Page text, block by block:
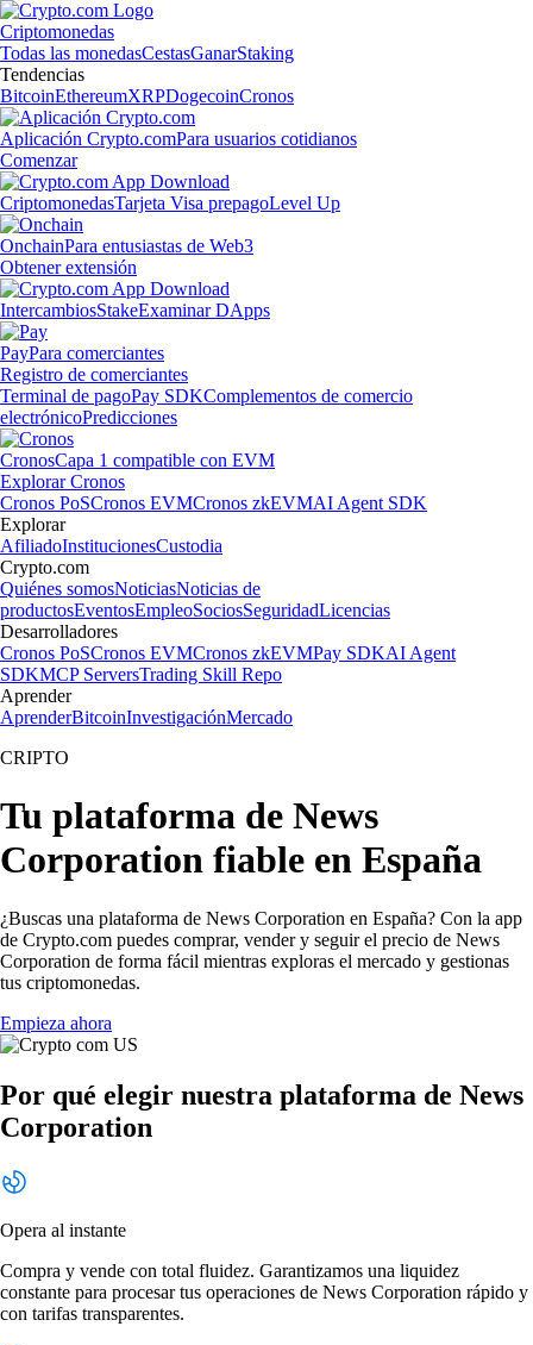
Criptomonedas
Todas las monedasCestasGanarStaking
Tendencias
BitcoinEthereumXRPDogecoinCronos
Aplicación Crypto.comPara usuarios cotidianos
Comenzar
CriptomonedasTarjeta Visa prepagoLevel Up
OnchainPara entusiastas de Web3
Obtener extensión
IntercambiosStakeExaminar DApps
PayPara comerciantes
Registro de comerciantes
Terminal de pagoPay SDKComplementos de comercio
electrónicoPredicciones
CronosCapa 1 compatible con EVM
Explorar Cronos
Cronos PoSCronos EVMCronos zkEVMAI Agent SDK
Explorar
AfiliadoInstitucionesCustodia
Crypto.com
Quiénes somosNoticiasNoticias de
productosEventosEmpleoSociosSeguridadLicencias
Desarrolladores
Cronos PoSCronos EVMCronos zkEVMPay SDKAI Agent
SDKMCP ServersTrading Skill Repo
Aprender
AprenderBitcoinInvestigaciónMercado
CRIPTO
Tu plataforma de News
Corporation fiable en España
¿Buscas una plataforma de News Corporation en España? Con la app
de Crypto.com puedes comprar, vender y seguir el precio de News
Corporation de forma fácil mientras exploras el mercado y gestionas
tus criptomonedas.
Empieza ahora
Por qué elegir nuestra plataforma de News
Corporation
Opera al instante
Compra y vende con total fluidez. Garantizamos una liquidez
constante para procesar tus operaciones de News Corporation rápido y
con tarifas transparentes.